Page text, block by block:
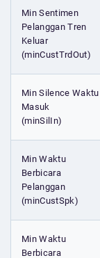
Min Sentimen
Pelanggan Tren
Keluar
(minCustTrdOut)
Min Silence Waktu
Masuk
(minSilIn)
Min Waktu
Berbicara
Pelanggan
(minCustSpk)
Min Waktu
Berbicara